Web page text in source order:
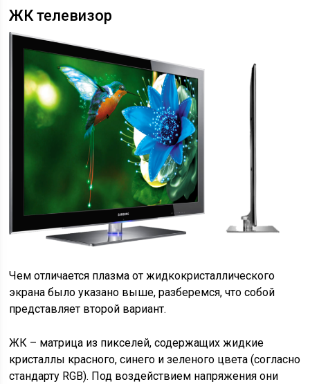
ЖК телевизор
Чем отличается плазма от жидкокристаллического
экрана было указано выше, разберемся, что собой
представляет второй вариант.
ЖК – матрица из пикселей, содержащих жидкие
кристаллы красного, синего и зеленого цвета (согласно
стандарту RGB). Под воздействием напряжения они